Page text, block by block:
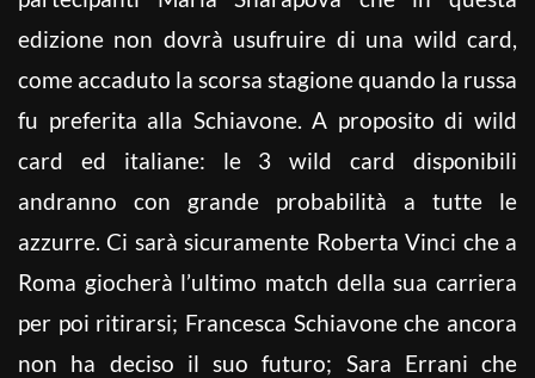
edizione non dovrà usufruire di una wild card,
come accaduto la scorsa stagione quando la russa
fu preferita alla Schiavone. A proposito di wild
card ed italiane: le 3 wild card disponibili
andranno con grande probabilità a tutte le
azzurre. Ci sarà sicuramente Roberta Vinci che a
Roma giocherà l’ultimo match della sua carriera
per poi ritirarsi; Francesca Schiavone che ancora
non ha deciso il suo futuro; Sara Errani che